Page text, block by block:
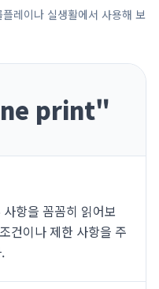
레이나 실생활에서 사용해 보
print"
항을 꼼꼼히 읽어보
건이나 제한 사항을 주